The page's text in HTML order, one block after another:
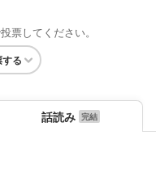
票してください。
る
話読み